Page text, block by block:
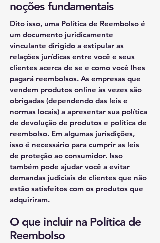
noções fundamentais
Dito isso, uma Política de Reembolso é
um documento juridicamente
vinculante dirigido a estipular as
relações jurídicas entre você e seus
clientes acerca de se e como você lhes
pagará reembolsos. As empresas que
vendem produtos online às vezes são
obrigadas (dependendo das leis e
normas locais) a apresentar sua política
de devolução de produtos e política de
reembolso. Em algumas jurisdições,
isso é necessário para cumprir as leis
de proteção ao consumidor. Isso
também pode ajudar você a evitar
demandas judiciais de clientes que não
estão satisfeitos com os produtos que
adquiriram.
O que incluir na Política de
Reembolso